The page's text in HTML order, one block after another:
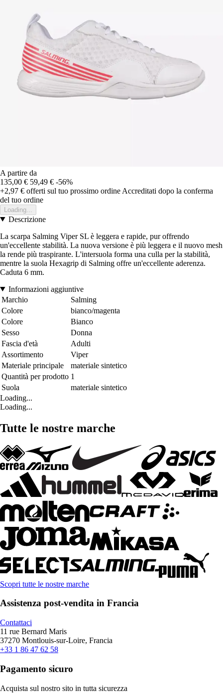
A partire da
135,00 € 59,49 € -56%
+2,97 € offerti sul tuo prossimo ordine Accreditati dopo la conferma
del tuo ordine
Loading...
Descrizione
La scarpa Salming Viper SL è leggera e rapide, pur offrendo
un'eccellente stabilità. La nuova versione è più leggera e il nuovo mesh
la rende più traspirante. L'intersuola forma una culla per la stabilità,
mentre la suola Hexagrip di Salming offre un'eccellente aderenza.
Caduta 6 mm.
Informazioni aggiuntive
Marchio
Salming
Colore
bianco/magenta
Colore
Bianco
Sesso
Donna
Fascia d'età
Adulti
Assortimento
Viper
Materiale principale
materiale sintetico
Quantità per prodotto 1
Suola
materiale sintetico
Loading...
Loading...
Tutte le nostre marche
Scopri tutte le nostre marche
Assistenza post-vendita in Francia
Contattaci
11 rue Bernard Maris
37270 Montlouis-sur-Loire, Francia
+33 1 86 47 62 58
Pagamento sicuro
Acquista sul nostro sito in tutta sicurezza